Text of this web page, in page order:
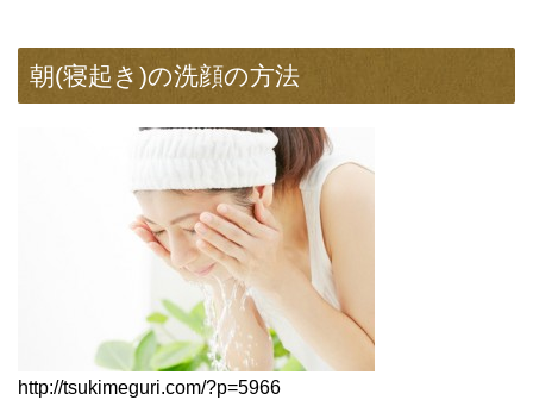
朝(寝起き)の洗顔の方法
http://tsukimeguri.com/?p=5966